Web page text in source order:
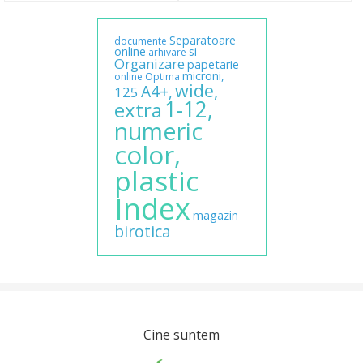
documente Separatoare
online arhivare si
Organizare papetarie
online Optima microni,
125 A4+,wide,
extra 1-12,
numeric
color,
plastic
Index magazin
birotica
Cine suntem